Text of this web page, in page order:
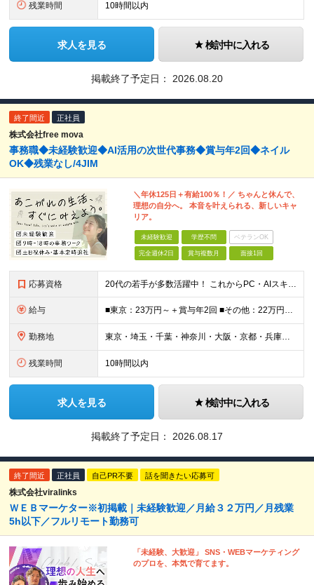
残業時間 10時間以内
求人を見る 検討中に入れる
掲載終了予定日： 2026.08.20
終了間近 正社員
株式会社free mova
事務職◆未経験歓迎◆AI活用の次世代事務◆賞与年2回◆ネイル
OK◆残業なし/4JIM
＼年休125日＋有給100％！／ ちゃんと休んで、
理想の自分へ。 本音を叶えられる、新しいキャ
リア。
未経験歓迎 学歴不問 ベテランOK
完全週休2日 賞与複数月 面接1回
応募資格 20代の若手が多数活躍中！ これからPC・AIスキルを身につけたい方も大歓迎 ◆職種・業種未経験OK ◆学歴不問 ◆34歳以下の方 ※若年層の長期キャリア形成のため 社員のほとんどが未経験入社です
給与 ■東京：23万円～＋賞与年2回 ■その他：22万円～＋賞与年2回 ※給与はスキル・経験・能力を考慮して決定します。 ※残業代は別途支給いたします。 ※実績により随時基本給アップが可能。 入社1年で8
勤務地 東京・埼玉・千葉・神奈川・大阪・京都・兵庫・奈良・福岡・熊本を中心とした就業先 ◎勤務地はご希望を最大限考慮します。 ◎希望に沿わない転勤はありませんのでご安心ください。 ◎無期雇用派遣での勤務となり
残業時間 10時間以内
求人を見る 検討中に入れる
掲載終了予定日： 2026.08.17
終了間近 正社員 自己PR不要 話を聞きたい応募可
株式会社viralinks
ＷＥＢマーケター※初掲載｜未経験歓迎／月給３２万円／月残業
5h以下／フルリモート勤務可
「未経験、大歓迎」 SNS・WEBマーケティング
のプロを、本気で育てます。